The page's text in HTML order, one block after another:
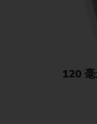
120